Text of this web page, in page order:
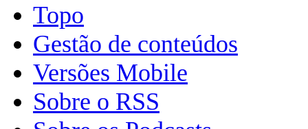
Topo
Gestão de conteúdos
Versões Mobile
Sobre o RSS